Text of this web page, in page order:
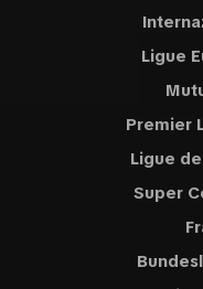
Ligue
Premier
Ligue
Super